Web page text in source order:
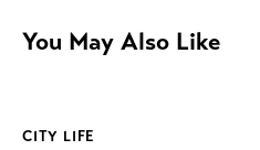
You May Also Like
CITY LIFE